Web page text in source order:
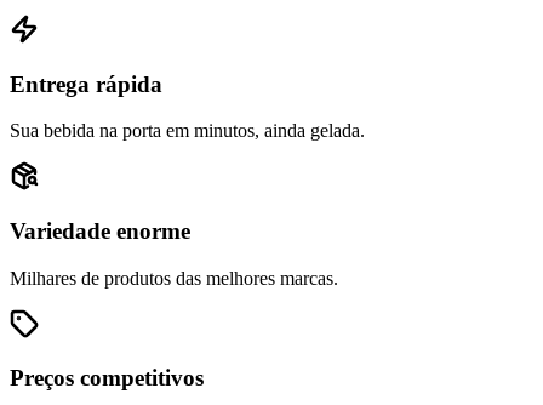
Entrega rápida
Sua bebida na porta em minutos, ainda gelada.
Variedade enorme
Milhares de produtos das melhores marcas.
Preços competitivos